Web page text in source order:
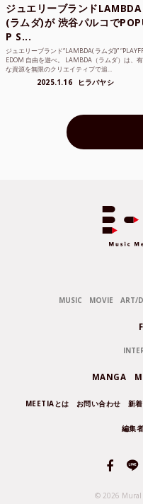
ジュエリーブランドLAMBDA
(ラムダ)が 渋谷パルコで
P S...
ジュエリーブランド“LAMBDA( ラムダ))”
EDOM 自由を遊べ。 LAMBDA（ラムダ）は、
な資源を無限のクリエイティブで追...
2025.1.16 ヒラバヤシ
MUSIC MOVIE ART/
MANGA
MEETIAとは お問い合わせ 新
編集
© 2026 Mural